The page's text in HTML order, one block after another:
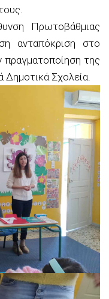
Πρωτοβάθμιας
ανταπόκριση στο
πραγματοποίηση της
Δημοτικά Σχολεία.